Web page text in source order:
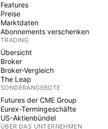
Features
Preise
Marktdaten
Abonnements verschenken
TRADING
Übersicht
Broker
Broker-Vergleich
The Leap
SONDERANGEBOTE
Futures der CME Group
Eurex-Termingeschäfte
US-Aktienbündel
ÜBER DAS UNTERNEHMEN